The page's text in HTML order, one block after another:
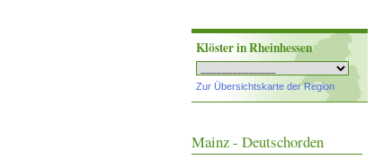
Klöster in Rheinhessen
Zur Übersichtskarte der Region
Mainz - Deutschorden